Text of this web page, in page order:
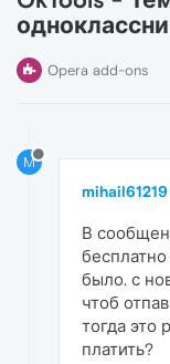
Opera add-ons
M
mihail61219
В
было. с
чтоб
тогда это
платить?